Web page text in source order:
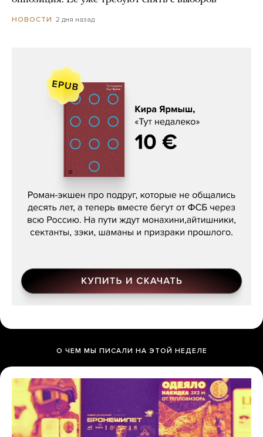
НОВОСТИ 2 дня назад
Кира Ярмыш, «Тут недалеко»
О ЧЕМ МЫ ПИСАЛИ НА ЭТОЙ НЕДЕЛЕ